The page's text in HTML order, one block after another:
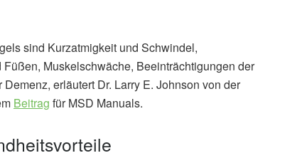
sind Kurzatmigkeit und Schwindel,
Muskelschwäche, Beeinträchtigungen der
erläutert Dr. Larry E. Johnson von der
Beitrag für MSD Manuals.